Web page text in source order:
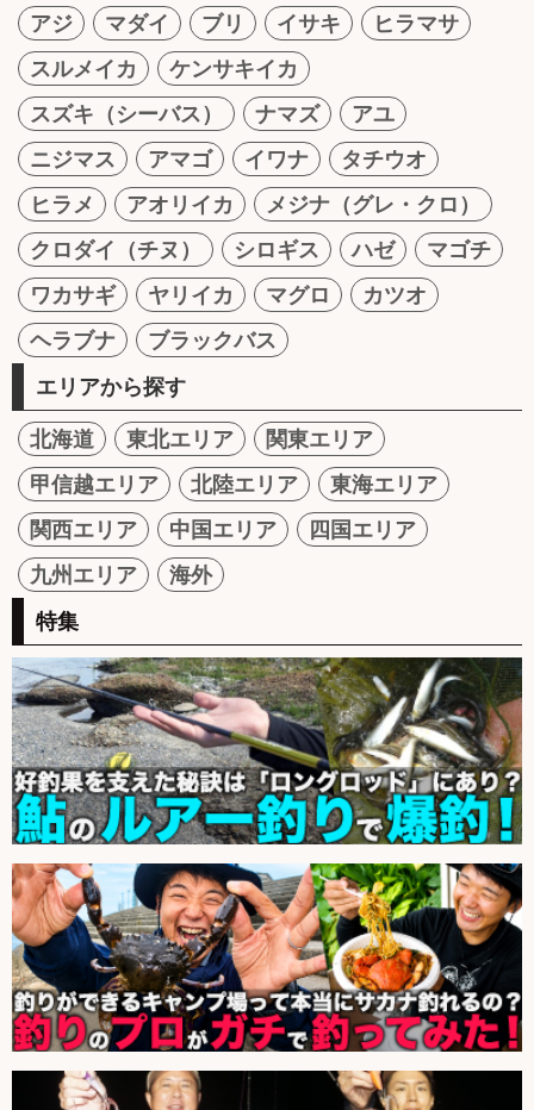
アジ マダイ ブリ イサキ
ヒラマサ
スルメイカ
ケンサキイカ
スズキ（シーバス）
ナマズ
アユ
ニジマス
アマゴ イワナ
タチウオ
ヒラメ
アオリイカ
メジナ（グレ・クロ）
クロダイ（チヌ）
シロギス ハゼ
マゴチ
ワカサギ
ヤリイカ マグロ
カツオ
ヘラブナ
ブラックバス
エリアから探す
北海道 東北エリア
関東エリア
甲信越エリア
北陸エリア
東海エリア
関西エリア
中国エリア
四国エリア
九州エリア
海外
特集